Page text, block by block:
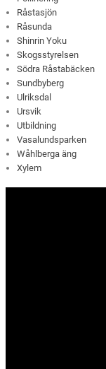
Råstasjön
Råsunda
Shinrin Yoku
Skogsstyrelsen
Södra Råstabäcken
Sundbyberg
Ulriksdal
Ursvik
Utbildning
Vasalundsparken
Wåhlberga äng
Xylem